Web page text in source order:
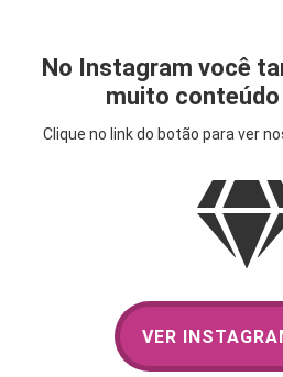
No Instagram você
muito conteúdo
Clique no link do botão para ver
VER